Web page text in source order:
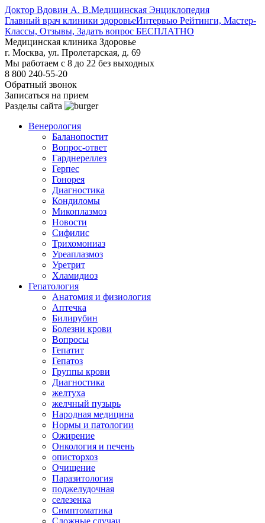
Доктор Вдовин А. В.Медицинская Энциклопедия
Главный врач клиники здоровьеИнтервью Рейтинги, Мастер-
Классы, Отзывы, Задать вопрос БЕСПЛАТНО
Медицинская клиника Здоровье
г. Москва, ул. Пролетарская, д. 69
Мы работаем с 8 до 22 без выходных
8 800 240-55-20
Обратный звонок
Записаться на прием
Разделы сайта
Венерология
Баланопостит
Вопрос-ответ
Гарднереллез
Герпес
Гонорея
Диагностика
Кондиломы
Микоплазмоз
Новости
Сифилис
Трихомониаз
Уреаплазмоз
Уретрит
Хламидиоз
Гепатология
Анатомия и физиология
Аптечка
Билирубин
Болезни крови
Вопросы
Гепатит
Гепатоз
Группы крови
Диагностика
желтуха
желчный пузырь
Народная медицина
Нормы и патологии
Ожирение
Онкология и печень
описторхоз
Очищение
Паразитология
поджелудочная
селезенка
Симптоматика
Сложные случаи